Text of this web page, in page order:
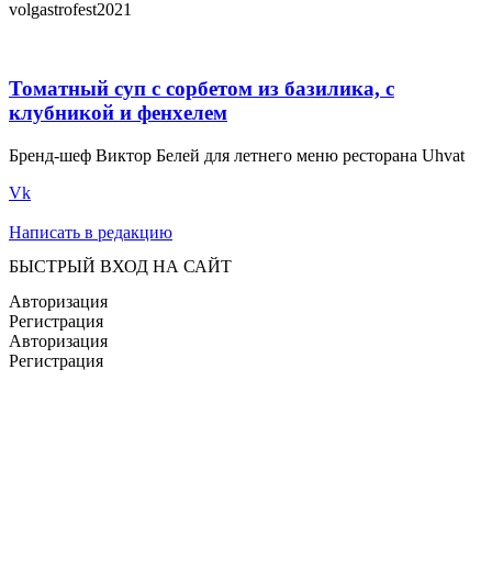
volgastrofest2021
Томатный суп с сорбетом из базилика, с
клубникой и фенхелем
Бренд-шеф Виктор Белей для летнего меню ресторана Uhvat
Vk
Написать в редакцию
БЫСТРЫЙ ВХОД НА САЙТ
Авторизация
Регистрация
Авторизация
Регистрация